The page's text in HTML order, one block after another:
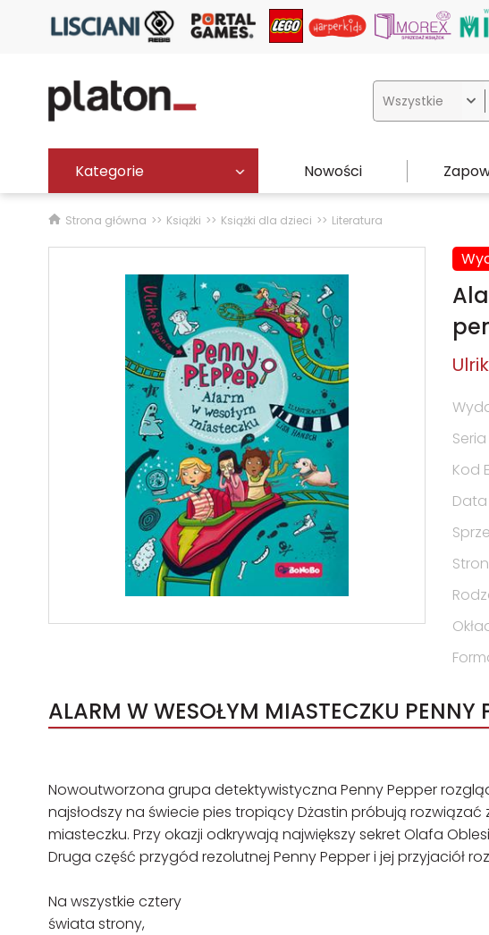

Kategorie Nowości
Strona główna Książki Książki dla dzieci Literatura
Seria
Kod
ALARM W WESOŁYM MIASTECZKU PENNY
Nowoutworzona grupa detektywistyczna Penny Pepper
najsłodszy na świecie pies tropiący Dżastin próbują
miasteczku. Przy okazji odkrywają największy sekret Olafa
Druga część przygód rezolutnej Penny Pepper i jej przyjaciół
Na wszystkie cztery
świata strony,